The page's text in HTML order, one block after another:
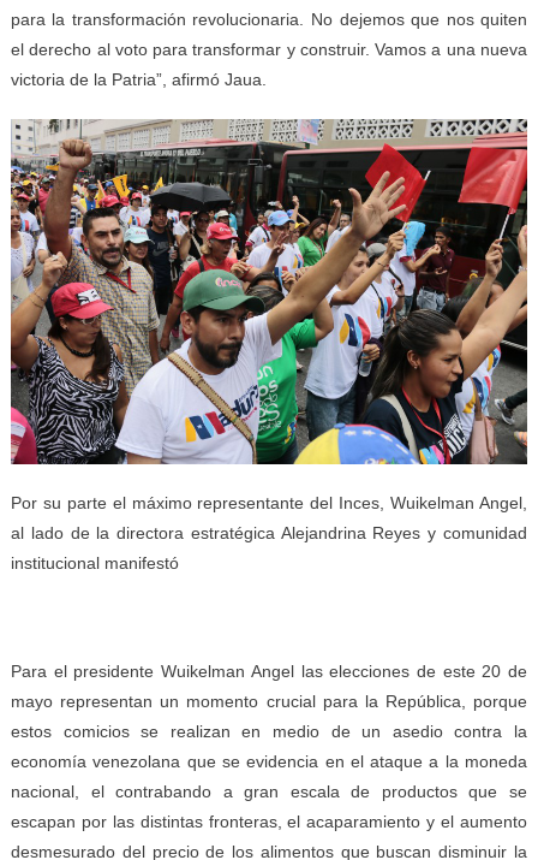
para la transformación revolucionaria. No dejemos que nos quiten
el derecho al voto para transformar y construir. Vamos a una nueva
victoria de la Patria”, afirmó Jaua.
Por su parte el máximo representante del Inces, Wuikelman Angel,
al lado de la directora estratégica Alejandrina Reyes y comunidad
institucional manifestó
Para el presidente Wuikelman Angel las elecciones de este 20 de
mayo representan un momento crucial para la República, porque
estos comicios se realizan en medio de un asedio contra la
economía venezolana que se evidencia en el ataque a la moneda
nacional, el contrabando a gran escala de productos que se
escapan por las distintas fronteras, el acaparamiento y el aumento
desmesurado del precio de los alimentos que buscan disminuir la